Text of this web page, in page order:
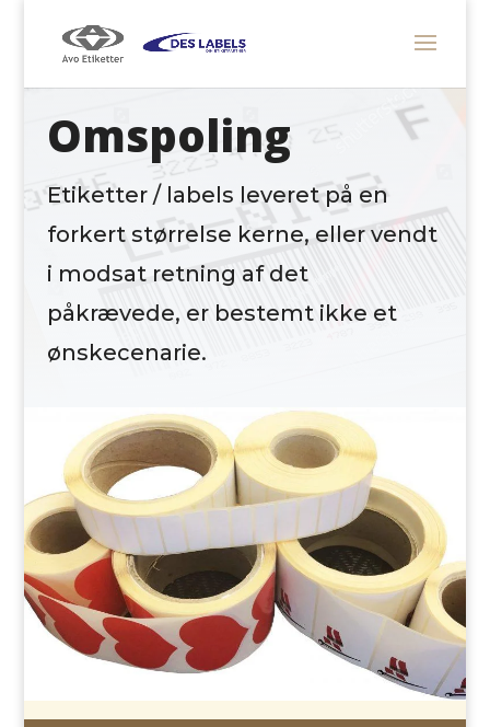
Omspoling
Etiketter / labels leveret på en
forkert størrelse kerne, eller vendt
i modsat retning af det
påkrævede, er bestemt ikke et
ønskecenarie.